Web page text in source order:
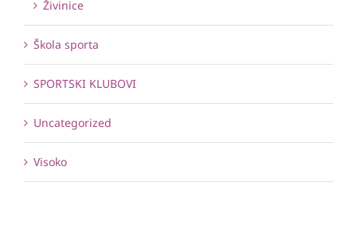
Živinice
Škola sporta
SPORTSKI KLUBOVI
Uncategorized
Visoko